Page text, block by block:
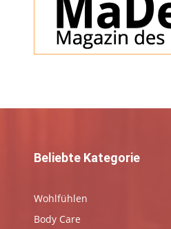
Beliebte Kategorie
Wohlfühlen
Body Care